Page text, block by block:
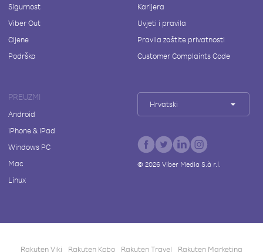
Sigurnost
Viber Out
Cijene
Podrška
Karijera
Uvjeti i pravila
Pravila zaštite privatnosti
Customer Complaints Code
PREUZMI
Android
iPhone & iPad
Windows PC
Mac
Linux
Hrvatski
© 2026Viber Media S.à r.l.
Rakuten Viki Rakuten Kobo Rakuten Travel Rakuten Marketing